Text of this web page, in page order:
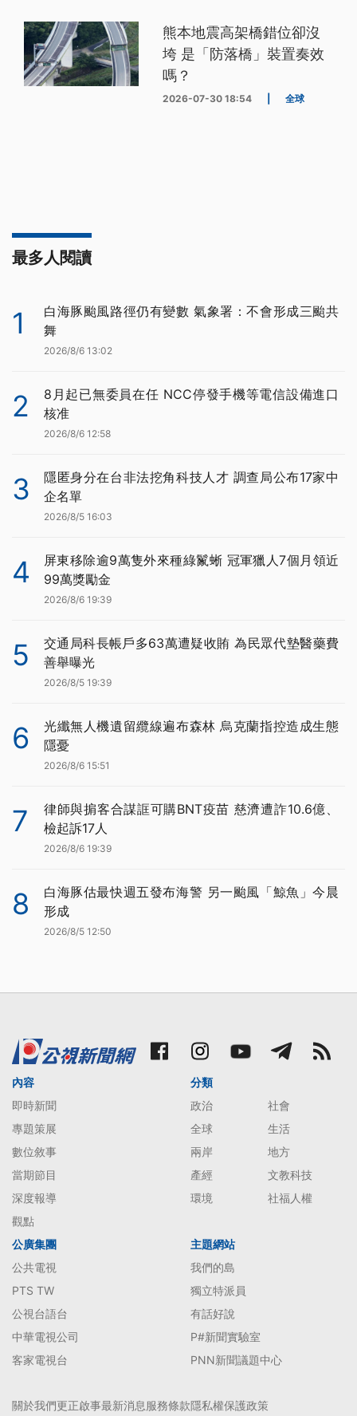
熊本地震高架橋錯位卻沒
垮 是「防落橋」裝置奏效
嗎？
2026-07-30 18:54 全球
最多人閱讀
1
白海豚颱風路徑仍有變數 氣象署：不會形成三颱共
舞
2026/8/6 13:02
2
8月起已無委員在任 NCC停發手機等電信設備進口
核准
2026/8/6 12:58
3
隱匿身分在台非法挖角科技人才 調查局公布17家中
企名單
2026/8/5 16:03
4
屏東移除逾9萬隻外來種綠鬣蜥 冠軍獵人7個月領近
99萬獎勵金
2026/8/6 19:39
5
交通局科長帳戶多63萬遭疑收賄 為民眾代墊醫藥費
善舉曝光
2026/8/5 19:39
6
光纖無人機遺留纜線遍布森林 烏克蘭指控造成生態
隱憂
2026/8/6 15:51
7
律師與掮客合謀誆可購BNT疫苗 慈濟遭詐10.6億、
檢起訴17人
2026/8/6 19:39
8
白海豚估最快週五發布海警 另一颱風「鯨魚」今晨
形成
2026/8/5 12:50
內容
即時新聞
專題策展
數位敘事
當期節目
深度報導
觀點
分類
政治
社會
全球
生活
兩岸
地方
產經
文教科技
環境
社福人權
公廣集團
公共電視
PTS TW
公視台語台
中華電視公司
客家電視台
主題網站
我們的島
獨立特派員
有話好說
P#新聞實驗室
PNN新聞議題中心
關於我們更正啟事最新消息服務條款隱私權保護政策